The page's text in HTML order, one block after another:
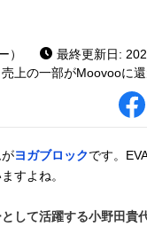
）
最終更新日:
上の一部がMoovooに還
ヨガブロックです。
すよね。
して活躍する小野田貴